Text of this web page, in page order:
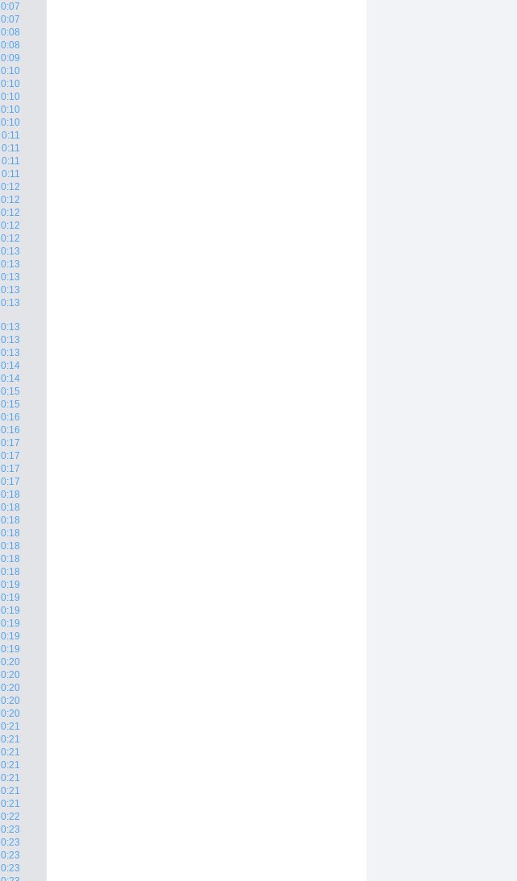
0:07
0:07
0:08
0:08
0:09
0:10
0:10
0:10
0:10
0:10
0:11
0:11
0:11
0:11
0:12
0:12
0:12
0:12
0:12
0:13
0:13
0:13
0:13
0:13
0:13
0:13
0:13
0:14
0:14
0:15
0:15
0:16
0:16
0:17
0:17
0:17
0:17
0:18
0:18
0:18
0:18
0:18
0:18
0:18
0:19
0:19
0:19
0:19
0:19
0:19
0:20
0:20
0:20
0:20
0:20
0:21
0:21
0:21
0:21
0:21
0:21
0:21
0:22
0:23
0:23
0:23
0:23